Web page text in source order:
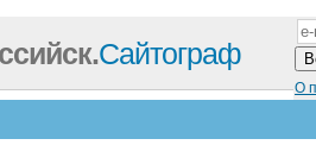
О
Сайтограф